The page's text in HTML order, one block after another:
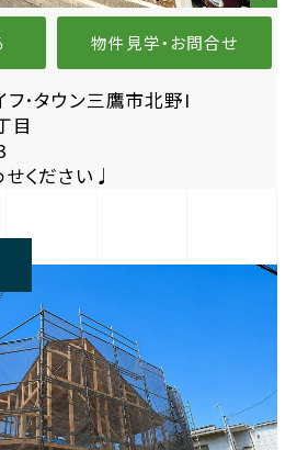
物件見学・お問合せ
フ･タウン三鷹市北野I
目
ください♩